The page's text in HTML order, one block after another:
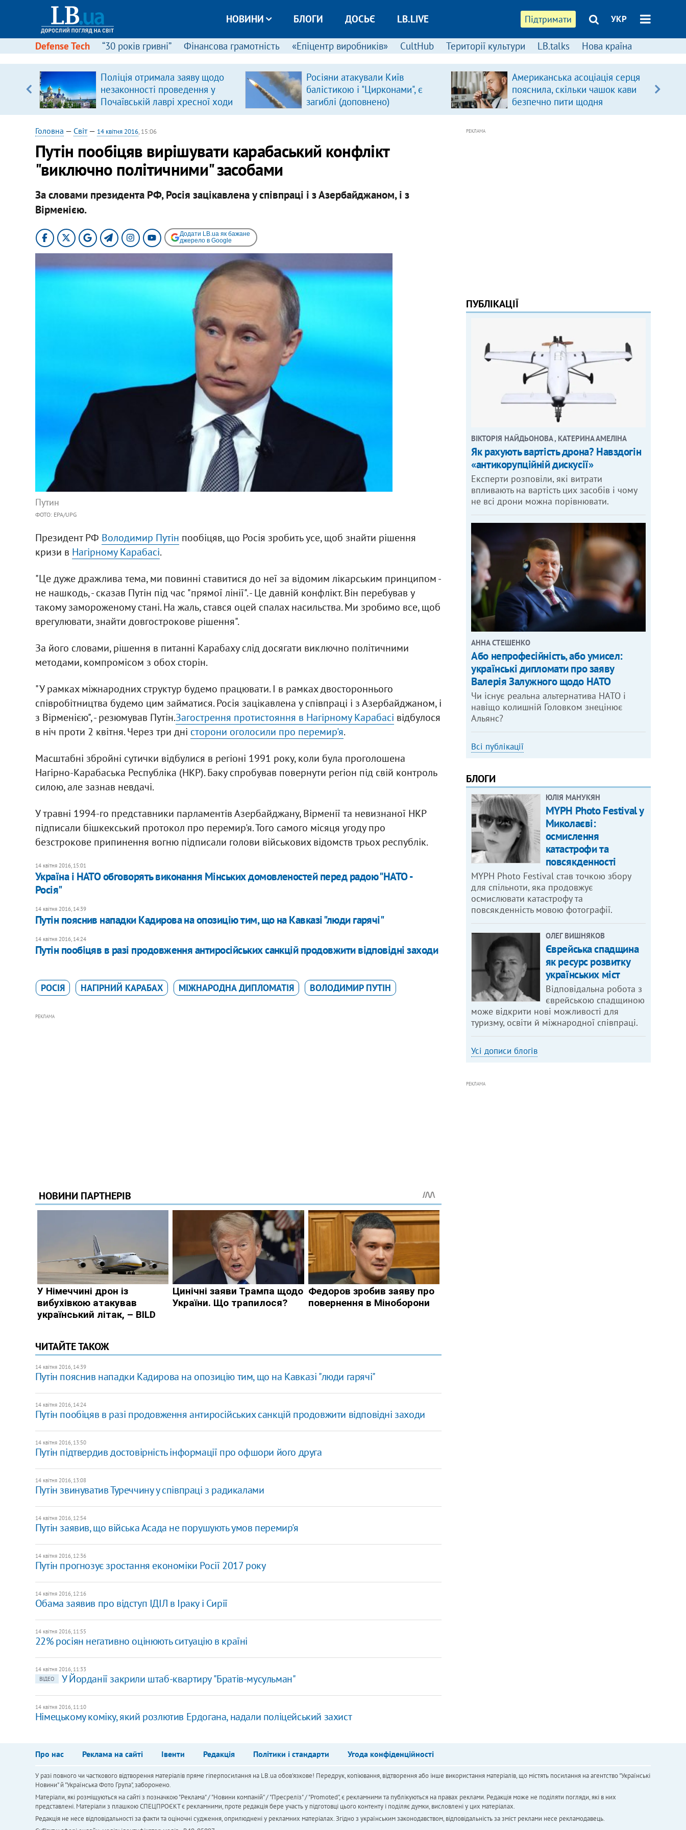
Підтримати УКР
НОВИНИ БЛОГИ ДОСЬЄ LB.LIVE
Defense Tech “30 років гривні” Фінансова грамотність «Епіцентр виробників» CultHub Території культури LB.talks Нова країна
Поліція отримала заяву щодо
незаконності проведення у
Почаївській лаврі хресної ходи
Росіяни атакували Київ
балістикою і "Цирконами", є
загиблі (доповнено)
Американська асоціація серця
пояснила, скільки чашок кави
безпечно пити щодня
Головна — Світ— 14 квітня 2016, 15:06
Путін пообіцяв вирішувати карабаський конфлікт
"виключно політичними" засобами
За словами президента РФ, Росія зацікавлена у співпраці і з Азербайджаном, і з
Вірменією.
Додати LB.ua як бажане
джерело в Google
Путин
ФОТО: EPA/UPG
Президент РФ Володимир Путін пообіцяв, що Росія зробить усе, щоб знайти рішення
кризи в Нагірному Карабасі.
"Це дуже дражлива тема, ми повинні ставитися до неї за відомим лікарським принципом -
не нашкодь, - сказав Путін під час "прямої лінії". - Це давній конфлікт. Він перебував у
такому замороженому стані. На жаль, стався оцей спалах насильства. Ми зробимо все, щоб
врегулювати, знайти довгострокове рішення".
За його словами, рішення в питанні Карабаху слід досягати виключно політичними
методами, компромісом з обох сторін.
"У рамках міжнародних структур будемо працювати. І в рамках двостороннього
співробітництва будемо цим займатися. Росія зацікавлена у співпраці і з Азербайджаном, і
з Вірменією", - резюмував Путін.Загострення протистояння в Нагірному Карабасі відбулося
в ніч проти 2 квітня. Через три дні сторони оголосили про перемир'я.
Масштабні збройні сутички відбулися в регіоні 1991 року, коли була проголошена
Нагірно-Карабаська Республіка (НКР). Баку спробував повернути регіон під свій контроль
силою, але зазнав невдачі.
У травні 1994-го представники парламентів Азербайджану, Вірменії та невизнаної НКР
підписали бішкекський протокол про перемир'я. Того самого місяця угоду про
безстрокове припинення вогню підписали голови військових відомств трьох республік.
14 квітня 2016, 15:01
Україна і НАТО обговорять виконання Мінських домовленостей перед радою "НАТО -
Росія"
14 квітня 2016, 14:39
Путін пояснив нападки Кадирова на опозицію тим, що на Кавказі "люди гарячі"
14 квітня 2016, 14:24
Путін пообіцяв в разі продовження антиросійських санкцій продовжити відповідні заходи
РОСІЯ НАГІРНИЙ КАРАБАХ МІЖНАРОДНА ДИПЛОМАТІЯ ВОЛОДИМИР ПУТІН
РЕКЛАМА
ЧИТАЙТЕ ТАКОЖ
14 квітня 2016, 14:39
Путін пояснив нападки Кадирова на опозицію тим, що на Кавказі "люди гарячі"
14 квітня 2016, 14:24
Путін пообіцяв в разі продовження антиросійських санкцій продовжити відповідні заходи
14 квітня 2016, 13:50
Путін підтвердив достовірність інформації про офшори його друга
14 квітня 2016, 13:08
Путін звинуватив Туреччину у співпраці з радикалами
14 квітня 2016, 12:54
Путін заявив, що війська Асада не порушують умов перемир'я
14 квітня 2016, 12:36
Путін прогнозує зростання економіки Росії 2017 року
14 квітня 2016, 12:16
Обама заявив про відступ ІДІЛ в Іраку і Сирії
14 квітня 2016, 11:55
22% росіян негативно оцінюють ситуацію в країні
14 квітня 2016, 11:33
ВІДЕО
У Йорданії закрили штаб-квартиру "Братів-мусульман"
14 квітня 2016, 11:10
Німецькому коміку, який розлютив Ердогана, надали поліцейський захист
РЕКЛАМА
ПУБЛІКАЦІЇ
ВІКТОРІЯ НАЙДЬОНОВА , КАТЕРИНА АМЕЛІНА
Як рахують вартість дрона? Навздогін
«антикорупційній дискусії»
Експерти розповіли, які витрати
впливають на вартість цих засобів і чому
не всі дрони можна порівнювати.
АННА СТЕШЕНКО
Або непрофесійність, або умисел:
українські дипломати про заяву
Валерія Залужного щодо НАТО
Чи існує реальна альтернатива НАТО і
навіщо колишній Головком знецінює
Альянс?
Всі публікації
БЛОГИ
ЮЛІЯ МАНУКЯН
MYPH Photo Festival у
Миколаєві:
осмислення
катастрофи та
повсякденності
MYPH Photo Festival став точкою збору
для спільноти, яка продовжує
осмислювати катастрофу та
повсякденність мовою фотографії.
ОЛЕГ ВИШНЯКОВ
Єврейська спадщина
як ресурс розвитку
українських міст
Відповідальна робота з
єврейською спадщиною
може відкрити нові можливості для
туризму, освіти й міжнародної співпраці.
Усі дописи блогів
РЕКЛАМА
Про нас Реклама на сайті Івенти Редакція Політики і стандарти Угода конфіденційності
У разі повного чи часткового відтворення матеріалів пряме гіперпосилання на LB.ua обов'язкове! Передрук, копіювання, відтворення або інше використання матеріалів, що містять посилання на агентство "Українськi
Новини" й "Українська Фото Група", заборонено.
Матеріали, які розміщуються на сайті з позначкою "Реклама" / "Новини компаній" / "Пресреліз" / "Promoted", є рекламними та публікуються на правах реклами. Редакція може не поділяти погляди, які в них
представлені. Матеріали з плашкою СПЕЦПРОЄКТ є рекламними, проте редакція бере участь у підготовці цього контенту і поділяє думки, висловлені у цих матеріалах.
Редакція не несе відповідальності за факти та оціночні судження, оприлюднені у рекламних матеріалах. Згідно з українським законодавством, відповідальність за зміст реклами несе рекламодавець.